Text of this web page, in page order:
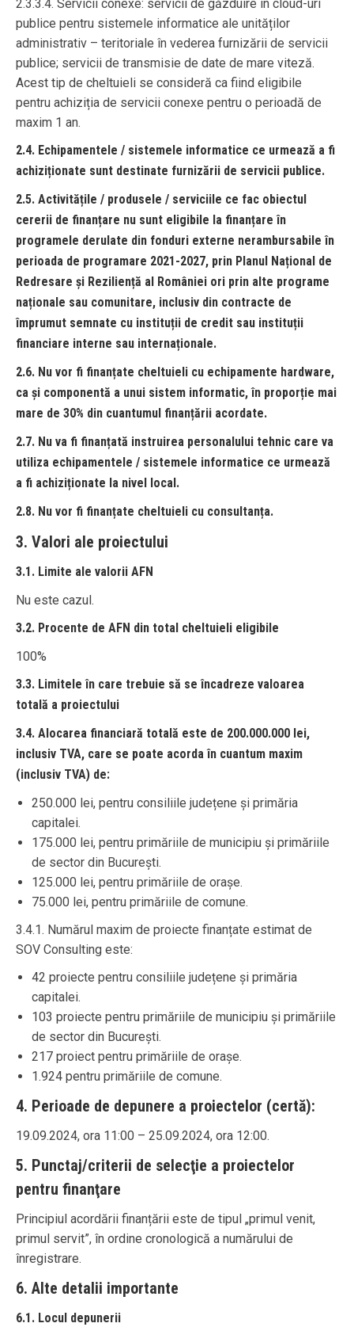
2.3.3.4. Servicii conexe: servicii de găzduire în cloud-uri
publice pentru sistemele informatice ale unităților
administrativ – teritoriale în vederea furnizării de servicii
publice; servicii de transmisie de date de mare viteză.
Acest tip de cheltuieli se consideră ca fiind eligibile
pentru achiziția de servicii conexe pentru o perioadă de
maxim 1 an.
2.4. Echipamentele / sistemele informatice ce urmează a fi
achiziționate sunt destinate furnizării de servicii publice.
2.5. Activitățile / produsele / serviciile ce fac obiectul
cererii de finanțare nu sunt eligibile la finanțare în
programele derulate din fonduri externe nerambursabile în
perioada de programare 2021-2027, prin Planul Național de
Redresare și Reziliență al României ori prin alte programe
naționale sau comunitare, inclusiv din contracte de
împrumut semnate cu instituții de credit sau instituții
financiare interne sau internaționale.
2.6. Nu vor fi finanțate cheltuieli cu echipamente hardware,
ca și componentă a unui sistem informatic, în proporție mai
mare de 30% din cuantumul finanțării acordate.
2.7. Nu va fi finanțată instruirea personalului tehnic care va
utiliza echipamentele / sistemele informatice ce urmează
a fi achiziționate la nivel local.
2.8. Nu vor fi finanțate cheltuieli cu consultanța.
3. Valori ale proiectului
3.1. Limite ale valorii AFN
Nu este cazul.
3.2. Procente de AFN din total cheltuieli eligibile
100%
3.3. Limitele în care trebuie să se încadreze valoarea
totală a proiectului
3.4. Alocarea financiară totală este de 200.000.000 lei,
inclusiv TVA, care se poate acorda în cuantum maxim
(inclusiv TVA) de:
250.000 lei, pentru consiliile județene și primăria
capitalei.
175.000 lei, pentru primăriile de municipiu și primăriile
de sector din București.
125.000 lei, pentru primăriile de orașe.
75.000 lei, pentru primăriile de comune.
3.4.1. Numărul maxim de proiecte finanțate estimat de
SOV Consulting este:
42 proiecte pentru consiliile județene și primăria
capitalei.
103 proiecte pentru primăriile de municipiu și primăriile
de sector din București.
217 proiect pentru primăriile de orașe.
1.924 pentru primăriile de comune.
4. Perioade de depunere a proiectelor (certă):
19.09.2024, ora 11:00 – 25.09.2024, ora 12:00.
5. Punctaj/criterii de selecţie a proiectelor
pentru finanţare
Principiul acordării finanțării este de tipul „primul venit,
primul servit”, în ordine cronologică a numărului de
înregistrare.
6. Alte detalii importante
6.1. Locul depunerii